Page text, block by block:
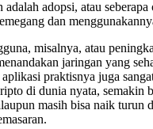
adopsi, atau seberapa
dan
misalnya, atau
jaringan yang
praktisnya juga
di dunia nyata, semakin
masih bisa naik turun